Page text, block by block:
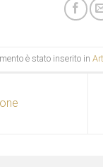
è stato inserito in